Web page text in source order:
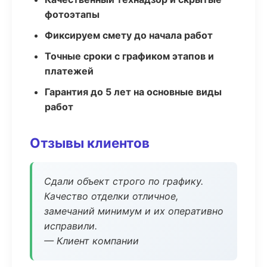
фотоэтапы
Фиксируем смету до начала работ
Точные сроки с графиком этапов и
платежей
Гарантия до 5 лет на основные виды
работ
Отзывы клиентов
Сдали объект строго по графику.
Качество отделки отличное,
замечаний минимум и их оперативно
исправили.
— Клиент компании